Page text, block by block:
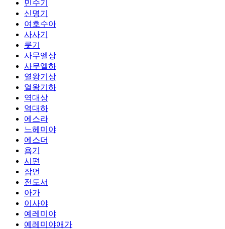
민수기
신명기
여호수아
사사기
룻기
사무엘상
사무엘하
열왕기상
열왕기하
역대상
역대하
에스라
느헤미야
에스더
욥기
시편
잠언
전도서
아가
이사야
예레미야
예레미야애가